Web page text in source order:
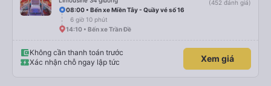
(452 đánh giá)
08:00 • Bến xe Miền Tây - Quầy vé số 16
6 giờ 10 phút
14:10 • Bến xe Trần Đề
Không cần thanh toán trước
Xác nhận chỗ ngay lập tức
Xem giá